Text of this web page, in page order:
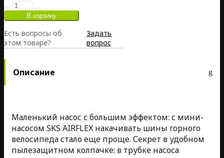
Есть вопросы об
этом товаре?
Задать
вопрос
Описание
Маленький насос с большим эффектом: с мини-
насосом SKS AIRFLEX накачивать шины горного
велосипеда стало еще проще. Секрет в удобном
пылезащитном колпачке: в трубке насоса